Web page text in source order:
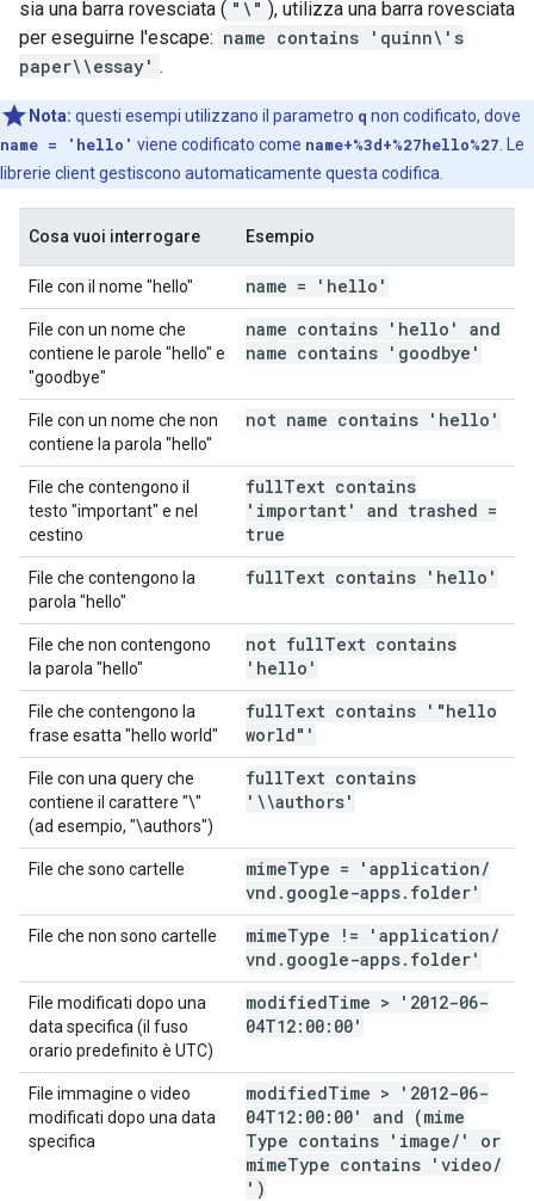
sia una barra rovesciata ( "\" ), utilizza una barra rovesciata
per eseguirne l'escape: name contains 'quinn\'s
paper\\essay' .
Nota: questi esempi utilizzano il parametro q non codificato, dove
name = 'hello' viene codificato come name+%3d+%27hello%27 . Le
librerie client gestiscono automaticamente questa codifica.
Cosa vuoi interrogare Esempio
File con il nome "hello" name = 'hello'
File con un nome che
contiene le parole "hello" e
"goodbye"
name contains 'hello' and
name contains 'goodbye'
File con un nome che non
contiene la parola "hello"
not name contains 'hello'
File che contengono il
testo "important" e nel
cestino
fullText contains
'important' and trashed =
true
File che contengono la
parola "hello"
fullText contains 'hello'
File che non contengono
la parola "hello"
not fullText contains
'hello'
File che contengono la
frase esatta "hello world"
fullText contains '"hello
world"'
File con una query che
contiene il carattere "\"
(ad esempio, "\authors")
fullText contains
'\\authors'
File che sono cartelle mimeType = 'application/
vnd . google-apps. folder'
File che non sono cartelle mimeType != 'application/
vnd . google-apps. folder'
File modificati dopo una
data specifica (il fuso
orario predefinito è UTC)
modifiedTime > '2012-06-
04T12:00:00'
File immagine o video
modificati dopo una data
specifica
modifiedTime > '2012-06-
04T12:00:00' and (mime
Type contains 'image/ ' or
mimeType contains 'video/
')